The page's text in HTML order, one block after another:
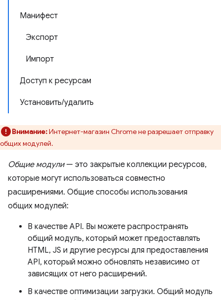
Манифест
Экспорт
Импорт
Доступ к ресурсам
Установить/удалить
Внимание:Интернет-магазин Chrome не разрешает отправку
общих модулей.
Общие модули— это закрытые коллекции ресурсов,
которые могут использоваться совместно
расширениями. Общие способы использования
общих модулей:
В качестве API. Вы можете распространять
общий модуль, который может предоставлять
HTML, JS и другие ресурсы для предоставления
API, который можно обновлять независимо от
зависящих от него расширений.
В качестве оптимизации загрузки. Общий модуль